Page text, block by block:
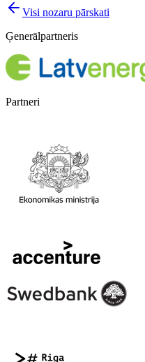
Visi nozaru pārskati
Ģenerālpartneris
Partneri